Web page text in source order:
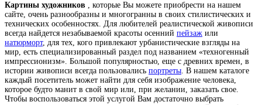
Картины художников , которые Вы можете приобрести на нашем
сайте, очень разнообразны и многогранны в своих стилистических и
технических особенностях. Для любителей реалистической живописи
всегда найдется незабываемой красоты осенний пейзаж или
натюрморт, для тех, кого привлекают урбанистические взгляды на
мир, есть специализированный раздел под названием «техногенный
импрессионизм». Большой популярностью, еще с древних времен, в
истории живописи всегда пользовались портреты. В нашем каталоге
каждый посетитель может найти для себя изображение человека,
которое будто манит в свой мир или, при желании, заказать свое.
Чтобы воспользоваться этой услугой Вам достаточно выбрать